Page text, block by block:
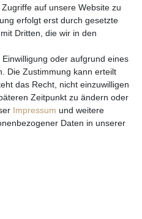
mit
zzgl. Versandkosten und ggf.
nicht anders beschrieben
auf unsere Website zu
erfolgt erst durch gesetzte
Dritten, die wir in den
oder aufgrund eines
Die Zustimmung kann erteilt
das Recht, nicht einzuwilligen
Zeitpunkt zu ändern oder
Impressum und weitere
Daten in unserer